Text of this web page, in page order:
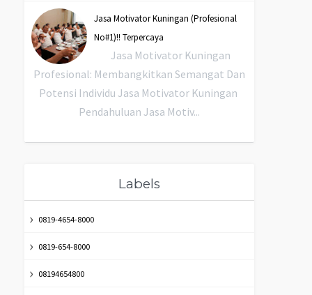
Jasa Motivator Kuningan (Profesional
No#1)!! Terpercaya
Jasa Motivator Kuningan
Profesional: Membangkitkan Semangat Dan
Potensi Individu Jasa Motivator Kuningan
Pendahuluan Jasa Motiv...
Labels
0819-4654-8000
0819-654-8000
08194654800